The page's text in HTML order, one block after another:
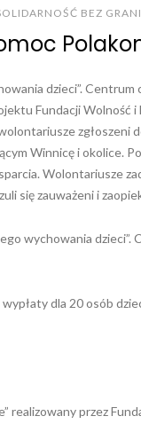
BEZ
dzieci”. Centrum
Fundacji Wolność
zgłoszeni
Winnicę i okolice.
Wolontariusze
się zauważeni i
wychowania dzieci”.
dla 20 osób
realizowany przez